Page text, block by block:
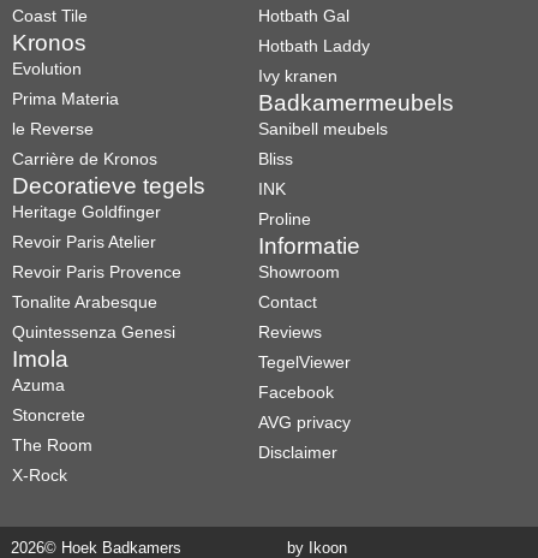
Coast Tile
Kronos
Evolution
Prima Materia
le Reverse
Carrière de Kronos
Decoratieve tegels
Heritage Goldfinger
Revoir Paris Atelier
Revoir Paris Provence
Tonalite Arabesque
Quintessenza Genesi
Imola
Azuma
Stoncrete
The Room
X-Rock
Hotbath Gal
Hotbath Laddy
Ivy kranen
Badkamermeubels
Sanibell meubels
Bliss
INK
Proline
Informatie
Showroom
Contact
Reviews
TegelViewer
Facebook
AVG privacy
Disclaimer
2026© Hoek Badkamers by Ikoon